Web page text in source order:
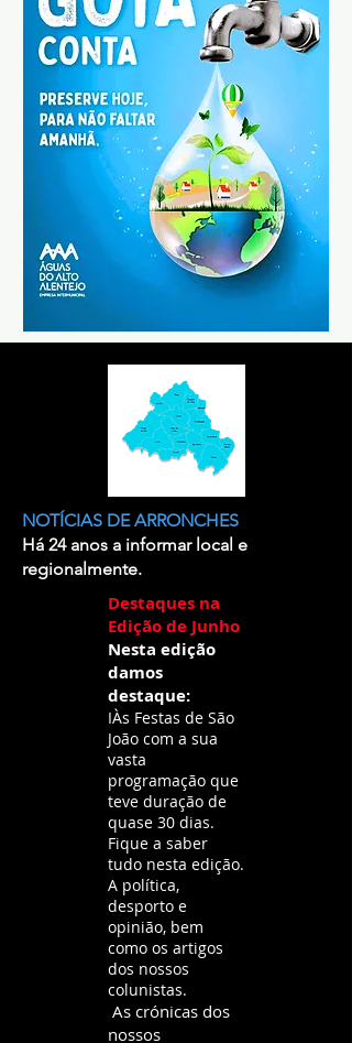
NOTÍCIAS DE ARRONCHES
Há 24 anos a informar local e
regionalmente.
Destaques na
Edição de Junho
Nesta edição
damos
destaque:
IÀs Festas de São
João com a sua
vasta
programação que
teve duração de
quase 30 dias.
Fique a saber
tudo nesta edição.
A política,
desporto e
opinião, bem
como os artigos
dos nossos
colunistas.
As crónicas dos
nossos